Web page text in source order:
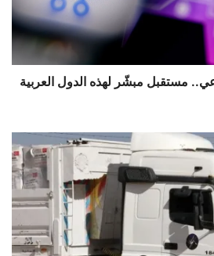
مستقبل مبشّر لهذه الدول العربية